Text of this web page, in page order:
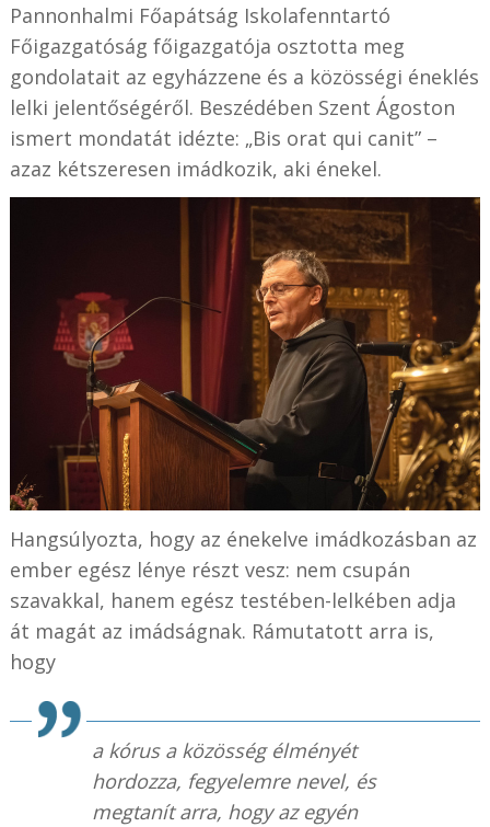
Pannonhalmi Főapátság Iskolafenntartó
Főigazgatóság főigazgatója osztotta meg
gondolatait az egyházzene és a közösségi éneklés
lelki jelentőségéről. Beszédében Szent Ágoston
ismert mondatát idézte: „Bis orat qui canit” –
azaz kétszeresen imádkozik, aki énekel.
Hangsúlyozta, hogy az énekelve imádkozásban az
ember egész lénye részt vesz: nem csupán
szavakkal, hanem egész testében-lelkében adja
át magát az imádságnak. Rámutatott arra is,
hogy
a kórus a közösség élményét
hordozza, fegyelemre nevel, és
megtanít arra, hogy az egyén